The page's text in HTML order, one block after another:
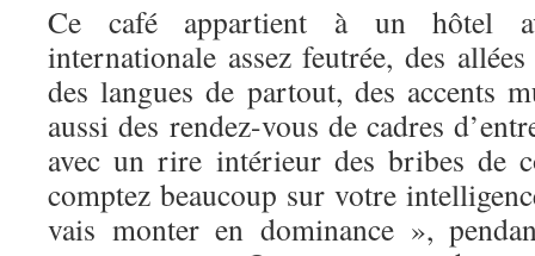
Ce café appartient à un hôtel
internationale assez feutrée, des
des langues de partout, des accents
aussi des rendez-vous de cadres
avec un rire intérieur des bribes de
comptez beaucoup sur votre
vais monter en dominance »,